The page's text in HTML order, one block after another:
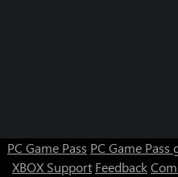
PC Game Pass PC Game Pass
XBOX Support Feedback